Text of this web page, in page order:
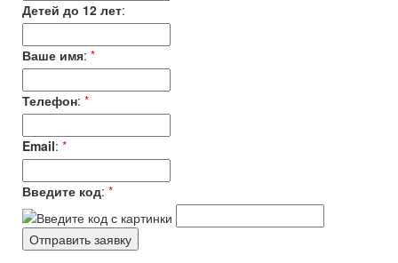
Детей до 12 лет:
Ваше имя: *
Телефон: *
Email: *
Введите код: *